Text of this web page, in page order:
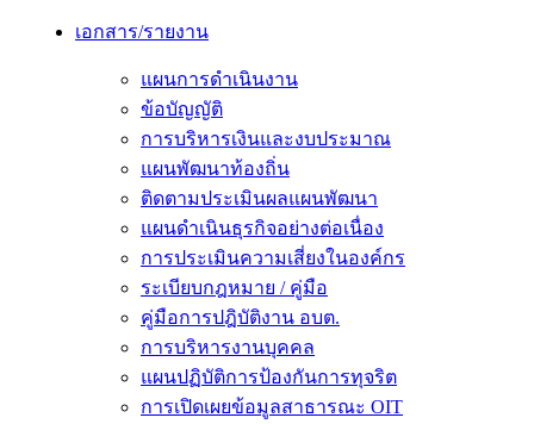
เอกสาร/รายงาน
แผนการดำเนินงาน
ข้อบัญญัติ
การบริหารเงินและงบประมาณ
แผนพัฒนาท้องถิ่น
ติดตามประเมินผลแผนพัฒนา
แผนดำเนินธุรกิจอย่างต่อเนื่อง
การประเมินความเสี่ยงในองค์กร
ระเบียบกฎหมาย / คู่มือ
คู่มือการปฎิบัติงาน อบต.
การบริหารงานบุคคล
แผนปฏิบัติการป้องกันการทุจริต
การเปิดเผยข้อมูลสาธารณะ OIT